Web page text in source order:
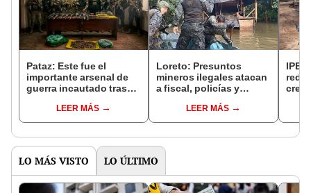
Pataz: Este fue el
importante arsenal de
guerra incautado tras
LEER MÁS
Loreto: Presuntos
mineros ilegales atacan
a fiscal, policías y
LEER MÁS
IPE:
los
LO MÁS VISTO LO ÚLTIMO